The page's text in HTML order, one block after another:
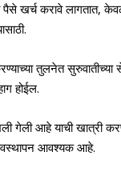
खर्च करावे लागतात,
तुलनेत सुरुवातीच्या
होईल.
गेली आहे याची खात्री
आवश्यक आहे.